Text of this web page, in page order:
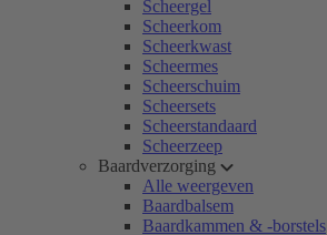
Scheergel
Scheerkom
Scheerkwast
Scheermes
Scheerschuim
Scheersets
Scheerstandaard
Scheerzeep
Baardverzorging
Alle weergeven
Baardbalsem
Baardkammen & -borstels